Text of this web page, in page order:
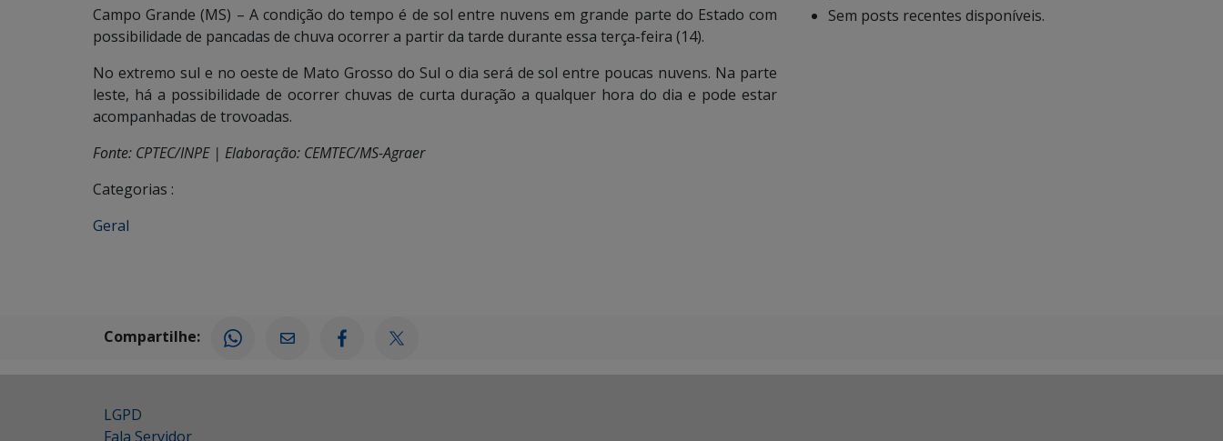
Campo Grande (MS) – A condição do tempo é de sol entre nuvens em grande parte do Estado com
possibilidade de pancadas de chuva ocorrer a partir da tarde durante essa terça-feira (14).
No extremo sul e no oeste de Mato Grosso do Sul o dia será de sol entre poucas nuvens. Na parte
leste, há a possibilidade de ocorrer chuvas de curta duração a qualquer hora do dia e pode estar
acompanhadas de trovoadas.
Fonte: CPTEC/INPE | Elaboração: CEMTEC/MS-Agraer
Categorias :
Geral
Sem posts recentes disponíveis.
Compartilhe:
LGPD
Fala Servidor